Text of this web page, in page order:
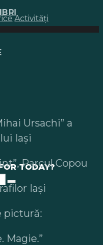
TODAY?
Activități
Ursachi” a
Iași
Parcul Copou
Iași
pictură:
Magie.”